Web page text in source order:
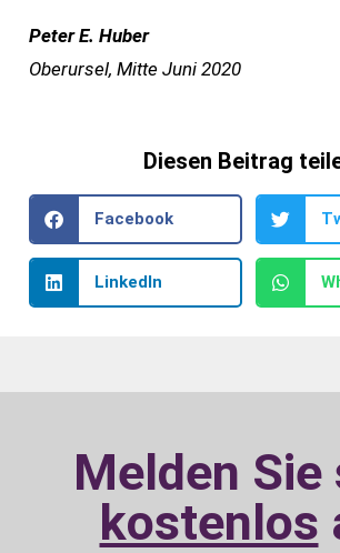
Peter E. Huber
Oberursel, Mitte Juni 2020
Diesen Beitrag
Facebook
LinkedIn
Melden Sie
kostenlos